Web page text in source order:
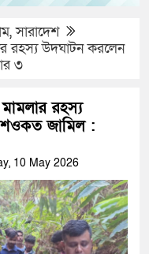
,সারাদেশ
রহস্য উদঘাটন করলেন
৩
রহস্য
জামিল :
10 May 2026